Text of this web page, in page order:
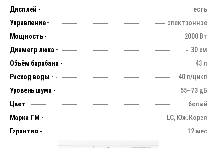
Дисплей -
есть
Управление -
электронное
Мощность -
2000 Вт
Диаметр люка -
30 см
Объём барабана -
43 л
Расход воды -
40 л/цикл
Уровень шума -
55~73 дБ
Цвет -
белый
Марка ТМ -
LG, Юж.Корея
Гарантия -
12 мес